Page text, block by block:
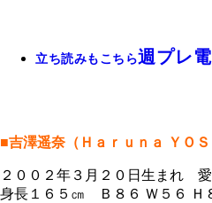
立ち読みもこちら週プレ
■吉澤遥奈（Ｈａｒｕｎａ ＹＯＳ
２００２年３月２０日生まれ
身長１６５㎝ Ｂ８６ Ｗ５６ Ｈ